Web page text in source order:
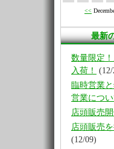
<<
最新
数量限定
入荷！
(12/
臨時営業
営業につ
店頭販売開
店頭販売
(12/09)